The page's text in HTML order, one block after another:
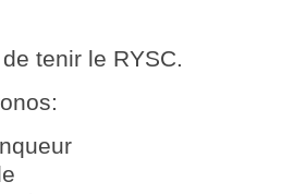
tenir le RYSC.